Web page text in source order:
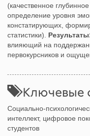
(качественное
определение уровня
констатирующих,
статистики).
влияющий на
первокурсников и
Ключевые
Социально-
интеллект, цифровое
студентов